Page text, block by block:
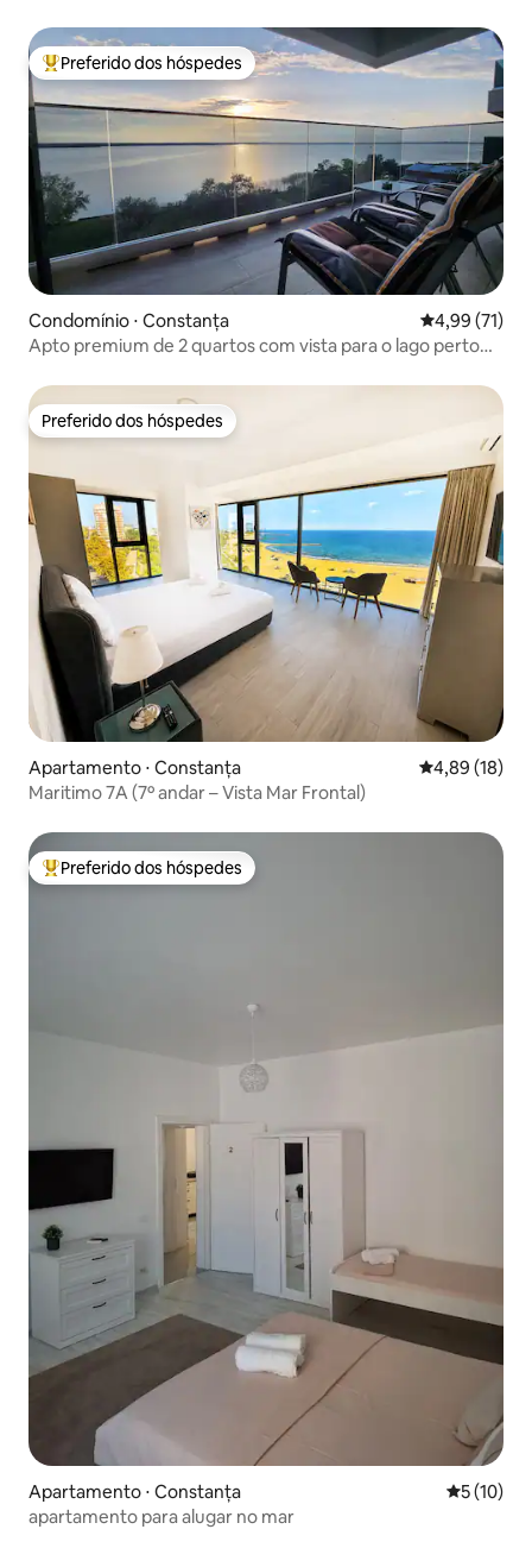
Entre os melhores preferidos dos hóspedes
Preferido dos hóspedes
Condomínio ⋅ Constanța 4,99 de uma
4,99 (71)
Apto premium de 2 quartos com vista para o lago perto
Preferido dos hóspedes
Preferido dos hóspedes
Apartamento ⋅ Constanța 4,89 de uma
4,89 (18)
Maritimo 7A (7º andar – Vista Mar Frontal)
Entre os melhores preferidos dos hóspedes
Preferido dos hóspedes
Apartamento ⋅ Constanța 5 de uma
5 (10)
apartamento para alugar no mar